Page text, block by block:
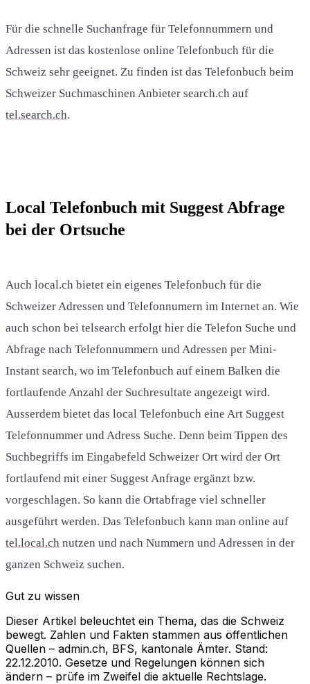
Für die schnelle Suchanfrage für Telefonnummern und
Adressen ist das kostenlose online Telefonbuch für die
Schweiz sehr geeignet. Zu finden ist das Telefonbuch beim
Schweizer Suchmaschinen Anbieter search.ch auf
tel.search.ch.
Local Telefonbuch mit Suggest Abfrage
bei der Ortsuche
Auch local.ch bietet ein eigenes Telefonbuch für die
Schweizer Adressen und Telefonnumern im Internet an. Wie
auch schon bei telsearch erfolgt hier die Telefon Suche und
Abfrage nach Telefonnummern und Adressen per Mini-
Instant search, wo im Telefonbuch auf einem Balken die
fortlaufende Anzahl der Suchresultate angezeigt wird.
Ausserdem bietet das local Telefonbuch eine Art Suggest
Telefonnummer und Adress Suche. Denn beim Tippen des
Suchbegriffs im Eingabefeld Schweizer Ort wird der Ort
fortlaufend mit einer Suggest Anfrage ergänzt bzw.
vorgeschlagen. So kann die Ortabfrage viel schneller
ausgeführt werden. Das Telefonbuch kann man online auf
tel.local.ch nutzen und nach Nummern und Adressen in der
ganzen Schweiz suchen.
Gut zu wissen
Dieser Artikel beleuchtet ein Thema, das die Schweiz
bewegt. Zahlen und Fakten stammen aus öffentlichen
Quellen – admin.ch, BFS, kantonale Ämter. Stand:
22.12.2010. Gesetze und Regelungen können sich
ändern – prüfe im Zweifel die aktuelle Rechtslage.